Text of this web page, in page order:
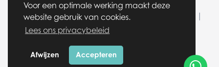
Voor een optimale werking maakt deze
website gebruik van cookies.
Lees ons privacybeleid
Afwijzen Accepteren
© wearecosmo.nl | Alle rechten voorbehouden |
Cookies|Disclaimer/ Privacybeleid